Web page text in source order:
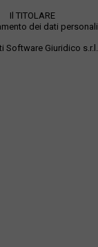
delle
di quanto
catastale,
Il TITOLARE
dei dati personali
Software Giuridico s.r.l.